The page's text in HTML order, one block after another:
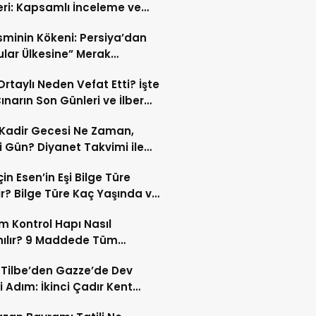
Kapsamlı İnceleme ve
Kökeni: Persiya’dan
Ülkesine” Merak
Neden Vefat Etti? İşte
Son Günleri ve İlber
Gecesi Ne Zaman,
Gün? Diyanet Takvimi ile
Esen’in Eşi Bilge Türe
Bilge Türe Kaç Yaşında ve
Kontrol Hapı Nasıl
9 Maddede Tüm
Tilbe’den Gazze’de Dev
Adım: İkinci Çadır Kent